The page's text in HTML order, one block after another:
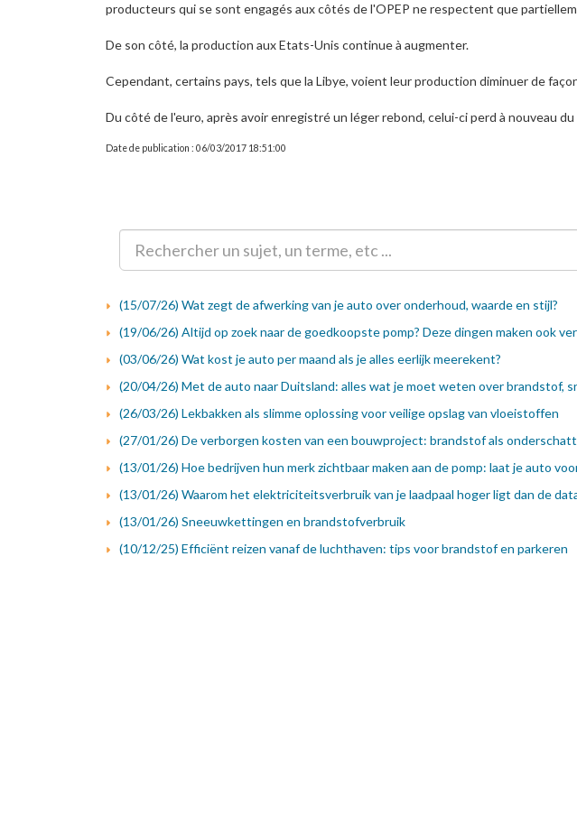
producteurs qui se sont engagés aux côtés de l'OPEP ne respectent que
De son côté, la production aux Etats-Unis continue à augmenter.
Cependant, certains pays, tels que la Libye, voient leur production diminuer de
Du côté de l'euro, après avoir enregistré un léger rebond, celui-ci perd à nouveau
Date de publication : 06/03/2017 18:51:00
(15/07/26) Wat zegt de afwerking van je auto over onderhoud, waarde en stijl?
(19/06/26) Altijd op zoek naar de goedkoopste pomp? Deze dingen maken ook
(03/06/26) Wat kost je auto per maand als je alles eerlijk meerekent?
(20/04/26) Met de auto naar Duitsland: alles wat je moet weten over brandstof,
(26/03/26) Lekbakken als slimme oplossing voor veilige opslag van vloeistoffen
(27/01/26) De verborgen kosten van een bouwproject: brandstof als
(13/01/26) Hoe bedrijven hun merk zichtbaar maken aan de pomp: laat je auto
(13/01/26) Waarom het elektriciteitsverbruik van je laadpaal hoger ligt dan de
(13/01/26) Sneeuwkettingen en brandstofverbruik
(10/12/25) Efficiënt reizen vanaf de luchthaven: tips voor brandstof en parkeren